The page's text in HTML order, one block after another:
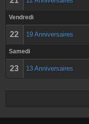
Vendredi
22 19 Anniversaires
Samedi
23 13 Anniversaires